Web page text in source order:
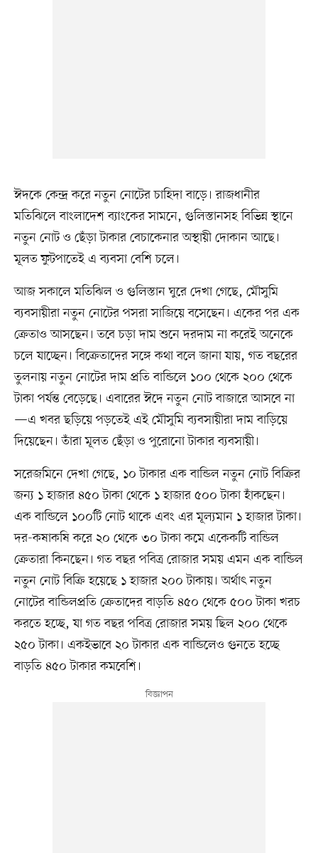
ঈদকে কেন্দ্র করে নতুন নোটের চাহিদা বাড়ে। রাজধানীর
মতিঝিলে বাংলাদেশ ব্যাংকের সামনে, গুলিস্তানসহ বিভিন্ন স্থানে
নতুন নোট ও ছেঁড়া টাকার বেচাকেনার অস্থায়ী দোকান আছে।
মূলত ফুটপাতেই এ ব্যবসা বেশি চলে।
আজ সকালে মতিঝিল ও গুলিস্তান ঘুরে দেখা গেছে, মৌসুমি
ব্যবসায়ীরা নতুন নোটের পসরা সাজিয়ে বসেছেন। একের পর এক
ক্রেতাও আসছেন। তবে চড়া দাম শুনে দরদাম না করেই অনেকে
চলে যাচ্ছেন। বিক্রেতাদের সঙ্গে কথা বলে জানা যায়, গত বছরের
তুলনায় নতুন নোটের দাম প্রতি বান্ডিলে ১০০ থেকে ২০০ থেকে
টাকা পর্যন্ত বেড়েছে। এবারের ঈদে নতুন নোট বাজারে আসবে না
—এ খবর ছড়িয়ে পড়তেই এই মৌসুমি ব্যবসায়ীরা দাম বাড়িয়ে
দিয়েছেন। তাঁরা মূলত ছেঁড়া ও পুরোনো টাকার ব্যবসায়ী।
সরেজমিনে দেখা গেছে, ১০ টাকার এক বান্ডিল নতুন নোট বিক্রির
জন্য ১ হাজার ৪৫০ টাকা থেকে ১ হাজার ৫০০ টাকা হাঁকছেন।
এক বান্ডিলে ১০০টি নোট থাকে এবং এর মূল্যমান ১ হাজার টাকা।
দর-কষাকষি করে ২০ থেকে ৩০ টাকা কমে একেকটি বান্ডিল
ক্রেতারা কিনছেন। গত বছর পবিত্র রোজার সময় এমন এক বান্ডিল
নতুন নোট বিক্রি হয়েছে ১ হাজার ২০০ টাকায়। অর্থাৎ নতুন
নোটের বান্ডিলপ্রতি ক্রেতাদের বাড়তি ৪৫০ থেকে ৫০০ টাকা খরচ
করতে হচ্ছে, যা গত বছর পবিত্র রোজার সময় ছিল ২০০ থেকে
২৫০ টাকা। একইভাবে ২০ টাকার এক বান্ডিলেও গুনতে হচ্ছে
বাড়তি ৪৫০ টাকার কমবেশি।